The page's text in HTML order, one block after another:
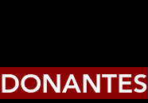
DONANTES